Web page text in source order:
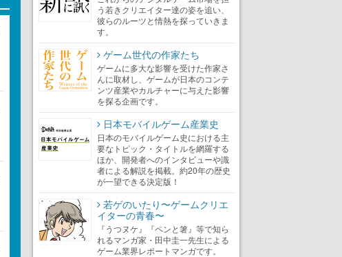
う若きクリエイター達の姿を追い、
彼らのルーツと情熱を探っていきま
す。
ゲーム世代の作家たち
ゲームに多大な影響を受けた作家さ
んに取材し、ゲームが日本のコンテ
ンツ産業やカルチャーに与えた影響
を探る企画です。
日本モバイルゲーム産業史
日本のモバイルゲーム史における主
要なトピック・タイトルを網羅する
ほか、開発者へのインタビューや識
者による解説を掲載。約20年の歴史
が一望できる決定版！
若ゲのいたり〜ゲームクリエ
イターの青春〜
『うつヌケ』『ペンと箸』等で知ら
れるマンガ家・田中圭一先生による
ゲーム業界レポートマンガです。